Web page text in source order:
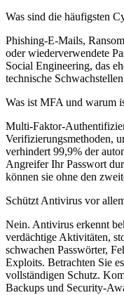
Was sind die häufigsten
Phishing-E-Mails,
oder wiederverwendete
Social Engineering, das
technische
Was ist MFA und warum
Multi-Faktor-
Verifizierungsmethoden,
verhindert 99,9% der
Angreifer Ihr Passwort
können sie ohne den
Schützt Antivirus vor
Nein. Antivirus erkennt
verdächtige Aktivitäten,
schwachen Passwörter,
Exploits. Betrachten Sie
vollständigen Schutz.
Backups und Security-